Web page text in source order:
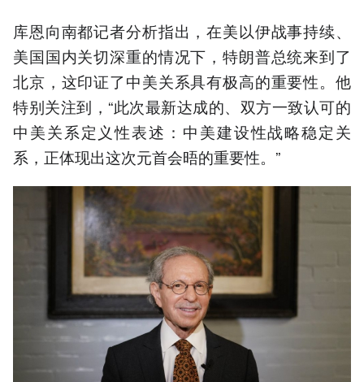
库恩向南都记者分析指出，在美以伊战事持续、
美国国内关切深重的情况下，特朗普总统来到了
北京，这印证了中美关系具有极高的重要性。他
特别关注到，“此次最新达成的、双方一致认可的
中美关系定义性表述：中美建设性战略稳定关
系，正体现出这次元首会晤的重要性。”